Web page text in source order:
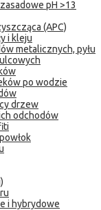
pH >13
(APC)
i kleju
metalicznych, pyłu
po wodzie
drzew
odchodów
i hybrydowe